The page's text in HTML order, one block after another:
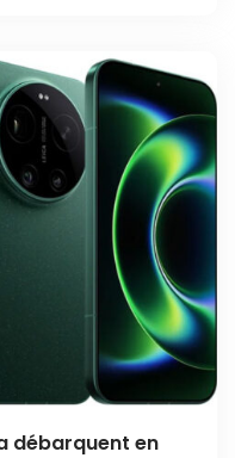
débarquent en